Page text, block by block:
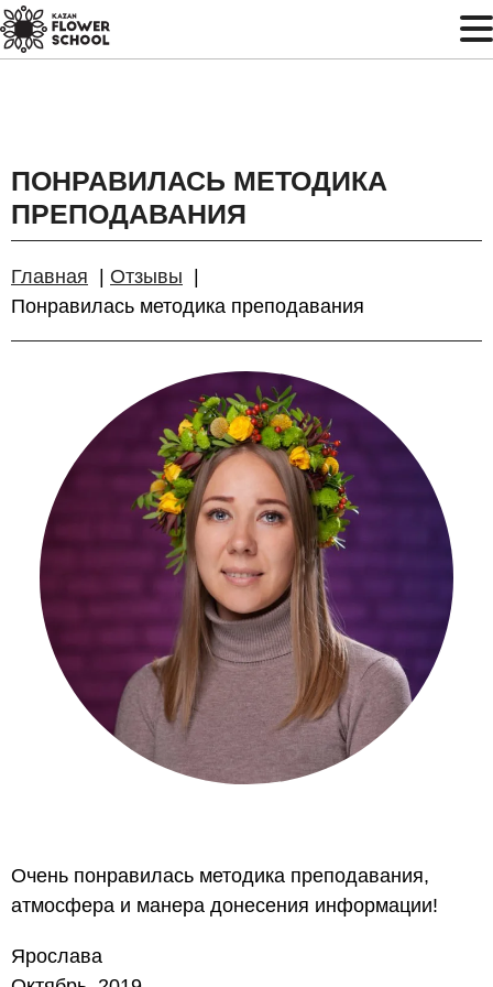
ПОНРАВИЛАСЬ МЕТОДИКА
ПРЕПОДАВАНИЯ
Главная
Отзывы
Понравилась методика преподавания
Очень понравилась методика преподавания,
атмосфера и манера донесения информации!
Ярослава